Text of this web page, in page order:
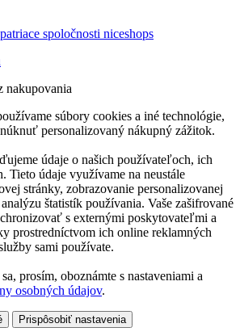
spoločnosti niceshops
nakupovania
súbory cookies a iné technológie,
personalizovaný nákupný zážitok.
údaje o našich používateľoch, ich
Tieto údaje využívame na neustále
stránky, zobrazovanie personalizovanej
štatistík používania. Vaše zašifrované
s externými poskytovateľmi a
prostredníctvom ich online reklamných
sami používate.
prosím, oboznámte s nastaveniami a
osobných údajov.
Prispôsobiť nastavenia